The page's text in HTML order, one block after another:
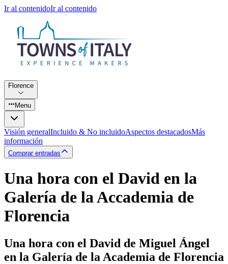
Ir al contenidoIr al contenido
Florence
Menu
Visión generalIncluido & No incluidoAspectos destacadosMás
información
Comprar entradas
Una hora con el David en la
Galería de la Accademia de
Florencia
Una hora con el David de Miguel Ángel
en la Galería de la Academia de Florencia